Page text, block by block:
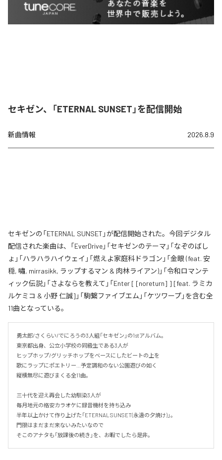
セキゼン、「ETERNAL SUNSET」を配信開始
新曲情報 2026.8.9
セキゼンの「ETERNAL SUNSET」が配信開始された。今回デジタル
配信された楽曲は、「EverDrive」「セキゼンのテーマ」「なぞのばし
ょ」「ハラハラハイウェイ」「燃えよ家庭科ドラゴン」「金眼 (feat. 安
穏, 嘯, mirrasikk, ラップするマン & 肉林ライアン)」「令和ロマンテ
ィック伝説」「さよならを教えて」「Enter [ [noreturn] ] [feat. ラミカ
ルケミコ & 小野 仁誠]」「駒繋ファイブエム」「ケツワープ」を含む全
11曲となっている。
勇太郎/さくらい/でにろうの3人組「セキゼン」の1stアルバム。
東京都出身、公立小学校の同級生である3人が
ヒップホップ/グリッチホップをベースにしたビートの上を
歌にラップにポエトリー…予定調和のない公園遊びの如く
縦横無尽に遊びまくる全11曲。
三十代を迎え再会した幼馴染3人が
毎月地元の格安カラオケに録音機材を持ち込み
半年以上かけて作り上げた「ETERNAL SUNSET(永遠の夕焼け)」。
門限はまだまだ来ないみたいなので
そこのアナタも「放課後の続き」を、お暇でしたら是非。